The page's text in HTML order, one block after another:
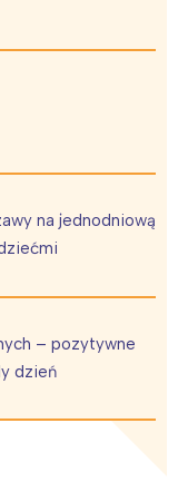
na jednodniową
– pozytywne
dzień